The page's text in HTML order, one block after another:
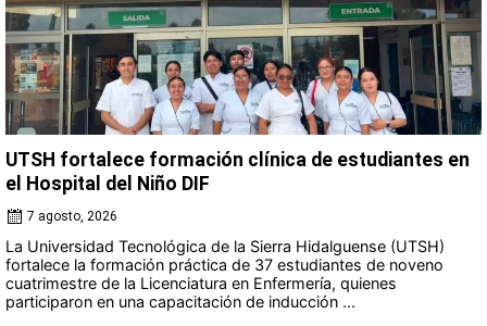
UTSH fortalece formación clínica de estudiantes en
el Hospital del Niño DIF
7 agosto, 2026
La Universidad Tecnológica de la Sierra Hidalguense (UTSH)
fortalece la formación práctica de 37 estudiantes de noveno
cuatrimestre de la Licenciatura en Enfermería, quienes
participaron en una capacitación de inducción ...